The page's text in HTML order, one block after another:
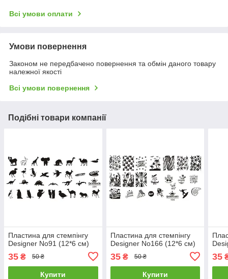
Всі умови оплати
Умови повернення
Законом не передбачено повернення та обмін даного товару
належної якості
Всі умови повернення
Подібні товари компанії
Пластина для стемпінгу
Designer No91 (12*6 см)
35 ₴ 50 ₴
Купити
Пластина для стемпінгу
Designer No166 (12*6 см)
35₴ 50 ₴
Купити
35